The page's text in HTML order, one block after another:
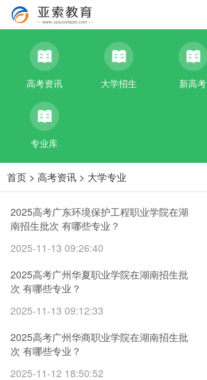
高考资讯 大学招生 新高考
专业库
首页 > 高考资讯 > 大学专业
2025高考广东环境保护工程职业学院在湖
南招生批次 有哪些专业？
2025-11-13 09:26:40
2025高考广州华夏职业学院在湖南招生批
次 有哪些专业？
2025-11-13 09:12:33
2025高考广州华商职业学院在湖南招生批
次 有哪些专业？
2025-11-12 18:50:52